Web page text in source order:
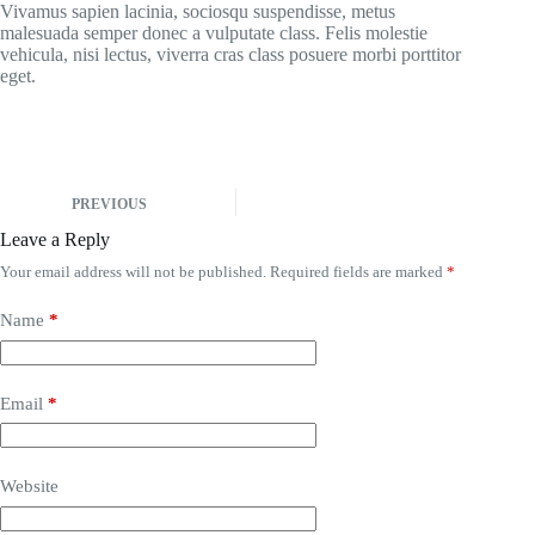
Vivamus sapien lacinia, sociosqu suspendisse, metus
malesuada semper donec a vulputate class. Felis molestie
vehicula, nisi lectus, viverra cras class posuere morbi porttitor
eget.
PREVIOUS
Leave a Reply
Your email address will not be published. Required fields are marked *
Name *
Email *
Website